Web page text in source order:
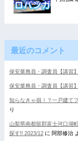
最近のコメント
保安業務員・調査員【講習】
保安業務員・調査員【講習】
知らなきゃ損！？一戸建て
り
山梨県南都留郡富士河口湖
探す!! 2023/12に 阿部修治